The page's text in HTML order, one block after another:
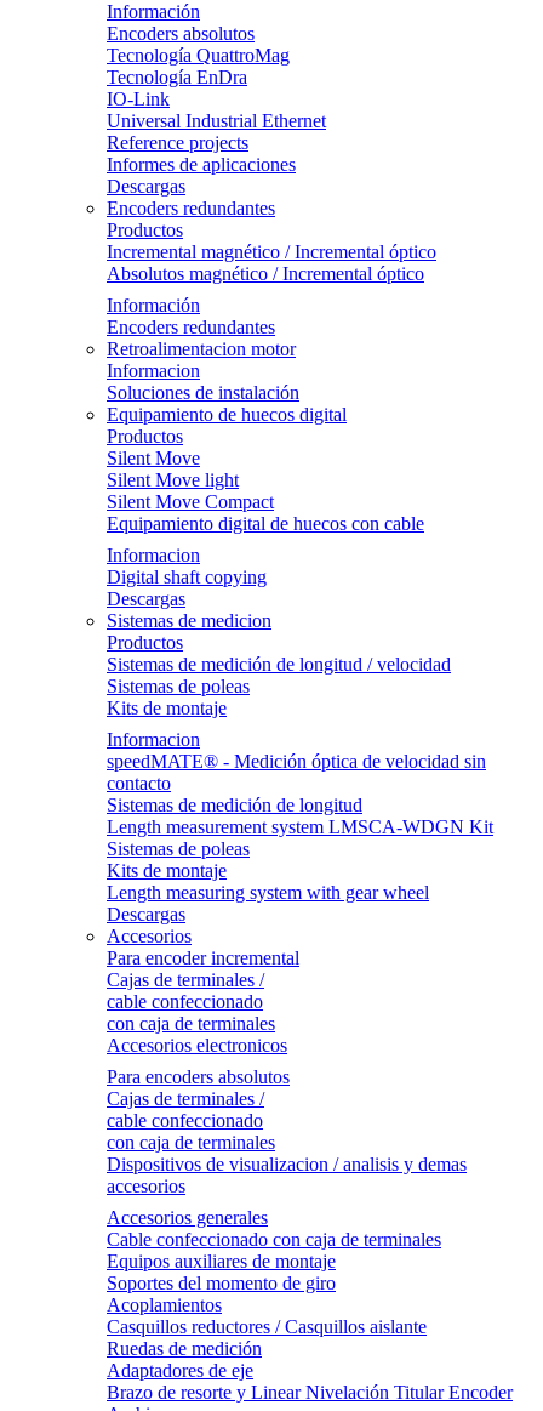
Información
Encoders absolutos
Tecnología QuattroMag
Tecnología EnDra
IO-Link
Universal Industrial Ethernet
Reference projects
Informes de aplicaciones
Descargas
Encoders redundantes
Productos
Incremental magnético / Incremental óptico
Absolutos magnético / Incremental óptico
Información
Encoders redundantes
Retroalimentacion motor
Informacion
Soluciones de instalación
Equipamiento de huecos digital
Productos
Silent Move
Silent Move light
Silent Move Compact
Equipamiento digital de huecos con cable
Informacion
Digital shaft copying
Descargas
Sistemas de medicion
Productos
Sistemas de medición de longitud / velocidad
Sistemas de poleas
Kits de montaje
Informacion
speedMATE® - Medición óptica de velocidad sin
contacto
Sistemas de medición de longitud
Length measurement system LMSCA-WDGN Kit
Sistemas de poleas
Kits de montaje
Length measuring system with gear wheel
Descargas
Accesorios
Para encoder incremental
Cajas de terminales /
cable confeccionado
con caja de terminales
Accesorios electronicos
Para encoders absolutos
Cajas de terminales /
cable confeccionado
con caja de terminales
Dispositivos de visualizacion / analisis y demas
accesorios
Accesorios generales
Cable confeccionado con caja de terminales
Equipos auxiliares de montaje
Soportes del momento de giro
Acoplamientos
Casquillos reductores / Casquillos aislante
Ruedas de medición
Adaptadores de eje
Brazo de resorte y Linear Nivelación Titular Encoder